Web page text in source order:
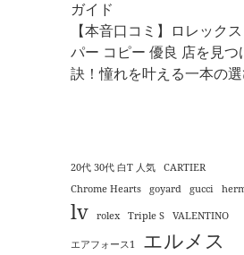
ガイド
【本音口コミ】ロレック
パー コピー 優良 店を見つ
訣！憧れを叶える一本の
20代 30代 白T 人気
CARTIER
Chrome Hearts
goyard gucci
lv rolex Triple S VALENTINO
エアフォース1 エルメス